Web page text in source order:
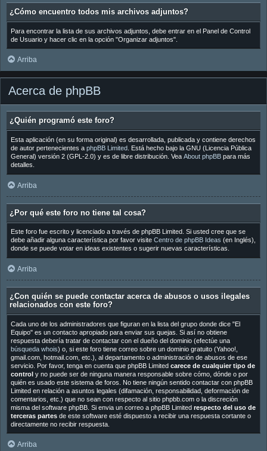
¿Cómo encuentro todos mis archivos adjuntos?
Para encontrar la lista de sus archivos adjuntos, debe entrar en el Panel de Control
de Usuario y hacer clic en la opción "Organizar adjuntos".
Arriba
Acerca de phpBB
¿Quién programó este foro?
Esta aplicación (en su forma original) es desarrollada, publicada y contiene derechos
de autor pertenecientes a phpBB Limited. Está hecho bajo la GNU (Licencia Pública
General) versión 2 (GPL-2.0) y es de libre distribución. Vea About phpBBpara más
detalles.
Arriba
¿Por qué este foro no tiene tal cosa?
Este foro fue escrito y licenciado a través de phpBB Limited. Si usted cree que se
debe añadir alguna característica por favor visite Centro de phpBB Ideas (en Inglés),
donde se puede votar en ideas existentes o sugerir nuevas características.
Arriba
¿Con quién se puede contactar acerca de abusos o usos ilegales
relacionados con este foro?
Cada uno de los administradores que figuran en la lista del grupo donde dice "El
Equipo" es un contacto apropiado para enviar sus quejas. Si así no obtiene
respuesta debería tratar de contactar con el dueño del dominio (efectúe una
búsqueda whois) o, si este foro tiene correo sobre un dominio gratuito (Yahoo!,
gmail.com, hotmail.com, etc.), al departamento o administración de abusos de ese
servicio. Por favor, tenga en cuenta que phpBB Limited carece de cualquier tipo de
controly no puede ser de ninguna manera responsable sobre cómo, dónde o por
quién es usado este sistema de foros. No tiene ningún sentido contactar con phpBB
Limited en relación a asuntos legales (difamación, responsabilidad, deformación de
comentarios, etc.) que no sean con respecto al sitio phpbb.com o la discreción
misma del software phpBB. Si envia un correo a phpBB Limited respecto del uso de
terceras partesde este software esté dispuesto a recibir una respuesta cortante o
directamente no recibir respuesta.
Arriba